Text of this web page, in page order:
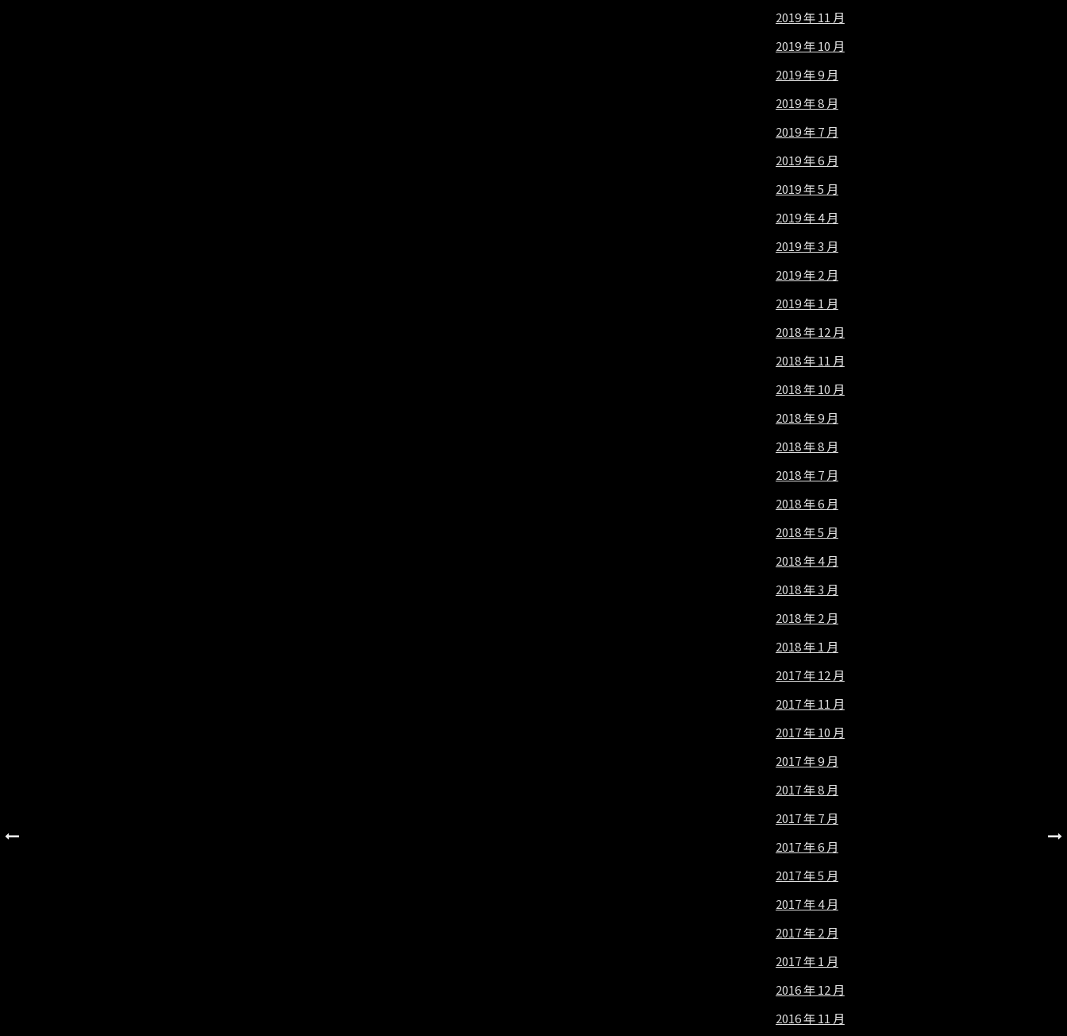
2019 年 11 月
2019 年 10 月
2019 年 9 月
2019 年 8 月
2019 年 7 月
2019 年 6 月
2019 年 5 月
2019 年 4 月
2019 年 3 月
2019 年 2 月
2019 年 1 月
2018 年 12 月
2018 年 11 月
2018 年 10 月
2018 年 9 月
2018 年 8 月
2018 年 7 月
2018 年 6 月
2018 年 5 月
2018 年 4 月
2018 年 3 月
2018 年 2 月
2018 年 1 月
2017 年 12 月
2017 年 11 月
2017 年 10 月
2017 年 9 月
2017 年 8 月
2017 年 7 月
2017 年 6 月
2017 年 5 月
2017 年 4 月
2017 年 2 月
2017 年 1 月
2016 年 12 月
2016 年 11 月